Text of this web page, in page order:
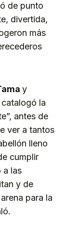
de punto
divertida,
más
y
catalogó la
antes de
ver a tantos
lleno
cumplir
a las
y de
para la